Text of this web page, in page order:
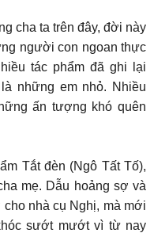
cha ta trên đây, đời này
người con ngoan thực
tác phẩm đã ghi lại
những em nhỏ. Nhiều
ấn tượng khó quên
Tắt đèn (Ngô Tất Tố),
mẹ. Dẫu hoảng sợ và
nhà cụ Nghị, mà mới
sướt mướt vì từ nay